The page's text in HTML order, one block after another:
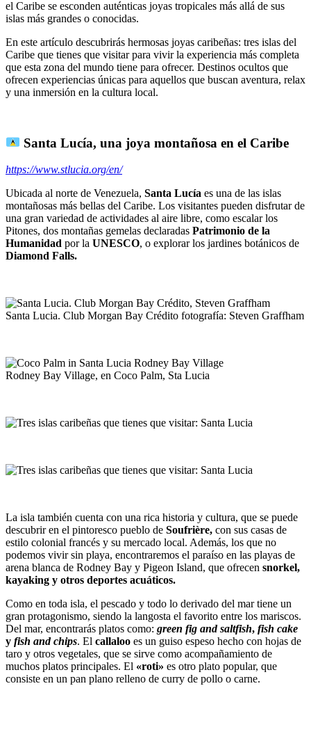
el Caribe se esconden auténticas joyas tropicales más allá de sus
islas más grandes o conocidas.
En este artículo descubrirás hermosas joyas caribeñas: tres islas del
Caribe que tienes que visitar para vivir la experiencia más completa
que esta zona del mundo tiene para ofrecer. Destinos ocultos que
ofrecen experiencias únicas para aquellos que buscan aventura, relax
y una inmersión en la cultura local.
Santa Lucía, una joya montañosa en el Caribe
https://www.stlucia.org/en/
Ubicada al norte de Venezuela, Santa Lucía es una de las islas
montañosas más bellas del Caribe. Los visitantes pueden disfrutar de
una gran variedad de actividades al aire libre, como escalar los
Pitones, dos montañas gemelas declaradas Patrimonio de la
Humanidad por la UNESCO, o explorar los jardines botánicos de
Diamond Falls.
Santa Lucia. Club Morgan Bay Crédito fotografía: Steven Graffham
Rodney Bay Village, en Coco Palm, Sta Lucia
La isla también cuenta con una rica historia y cultura, que se puede
descubrir en el pintoresco pueblo de Soufrière, con sus casas de
estilo colonial francés y su mercado local. Además, los que no
podemos vivir sin playa, encontraremos el paraíso en las playas de
arena blanca de Rodney Bay y Pigeon Island, que ofrecen snorkel,
kayaking y otros deportes acuáticos.
Como en toda isla, el pescado y todo lo derivado del mar tiene un
gran protagonismo, siendo la langosta el favorito entre los mariscos.
Del mar, encontrarás platos como: green fig and saltfish, fish cake
y fish and chips. El callaloo es un guiso espeso hecho con hojas de
taro y otros vegetales, que se sirve como acompañamiento de
muchos platos principales. El «roti» es otro plato popular, que
consiste en un pan plano relleno de curry de pollo o carne.